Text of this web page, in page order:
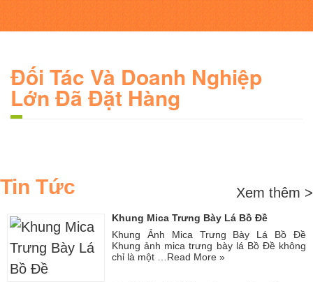
Đối Tác Và Doanh Nghiệp
Lớn Đã Đặt Hàng
Tin Tức Xem thêm >
Khung Mica Trưng Bày Lá Bồ Đề
Khung Ảnh Mica Trưng Bày Lá Bồ Đề
Khung ảnh mica trưng bày lá Bồ Đề không
chỉ là một … Read More »